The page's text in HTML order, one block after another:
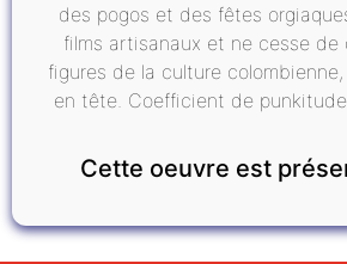
des pogos et des fêtes
films artisanaux et ne cesse de
figures de la culture
en tête. Coefficient de punkitude
Cette oeuvre est